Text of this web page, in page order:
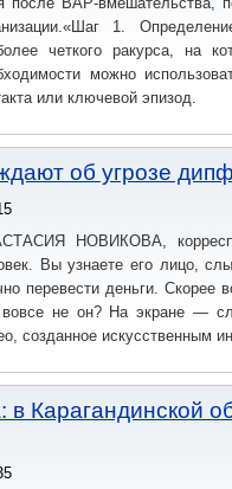
1.
четкого ракурса, на
можно
или ключевой эпизод.
об угрозе
НОВИКОВА,
Вы узнаете его лицо,
перевести деньги.
не он? На экране —
созданное искусственным
в Карагандинской